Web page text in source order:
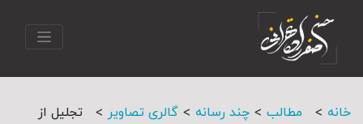
خانه > مطالب > چند رسانه > گالری تصاویر >
تجلیل از